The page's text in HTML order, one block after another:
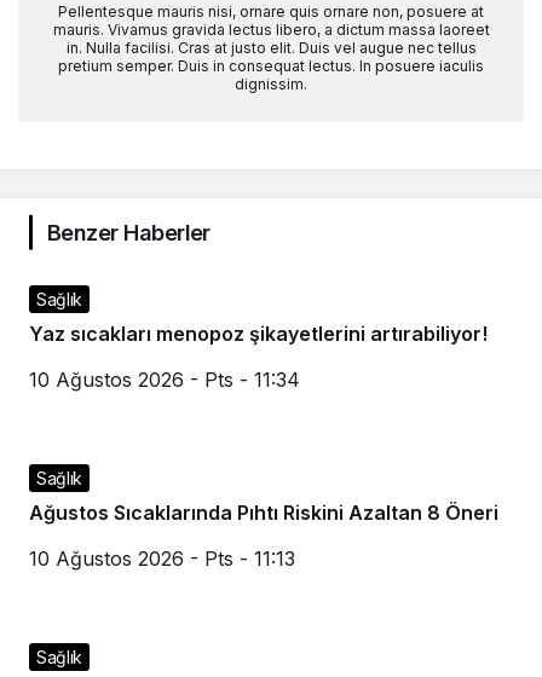
Pellentesque mauris nisi, ornare quis ornare non, posuere at
mauris. Vivamus gravida lectus libero, a dictum massa laoreet
in. Nulla facilisi. Cras at justo elit. Duis vel augue nec tellus
pretium semper. Duis in consequat lectus. In posuere iaculis
dignissim.
Benzer Haberler
Sağlık
Yaz sıcakları menopoz şikayetlerini artırabiliyor!
10 Ağustos 2026 - Pts - 11:34
Sağlık
Ağustos Sıcaklarında Pıhtı Riskini Azaltan 8 Öneri
10 Ağustos 2026 - Pts - 11:13
Sağlık